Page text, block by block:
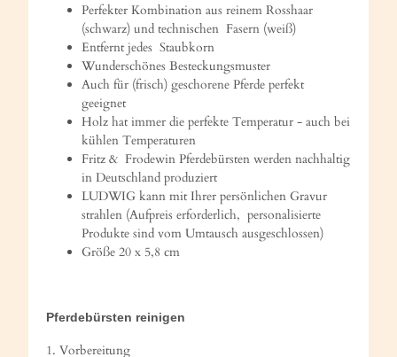
Perfekter Kombination aus reinem Rosshaar
(schwarz) und technischen Fasern (weiß)
Entfernt jedes Staubkorn
Wunderschönes Besteckungsmuster
Auch für (frisch) geschorene Pferde perfekt
geeignet
Holz hat immer die perfekte Temperatur - auch bei
kühlen Temperaturen
Fritz & Frodewin Pferdebürsten werden nachhaltig
in Deutschland produziert
LUDWIG kann mit Ihrer persönlichen Gravur
strahlen (Aufpreis erforderlich, personalisierte
Produkte sind vom Umtausch ausgeschlossen)
Größe 20 x 5,8 cm
Pferdebürsten reinigen
1. Vorbereitung